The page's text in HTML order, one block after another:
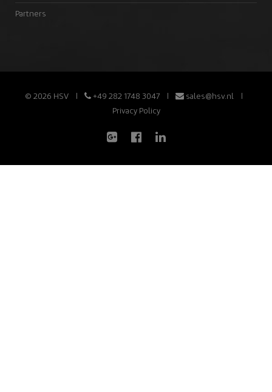
Partners
© 2026 HSV +49 282 1748 3047
sales@hsv.nl
Privacy Policy